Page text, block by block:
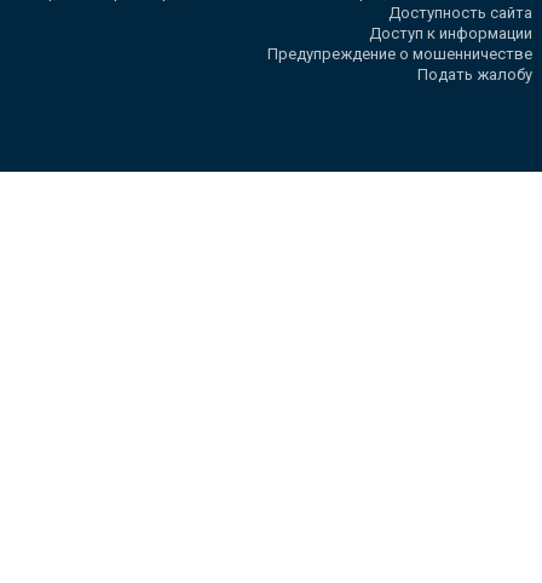
Доступность сайта
Доступ к информации
Предупреждение о мошенничестве
Подать жалобу